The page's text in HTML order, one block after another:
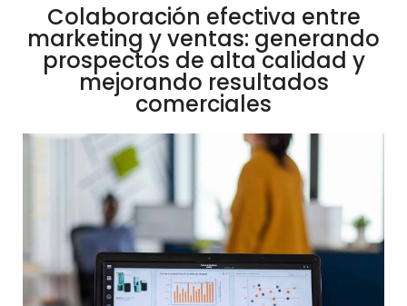
Colaboración efectiva entre
marketing y ventas: generando
prospectos de alta calidad y
mejorando resultados
comerciales
segmentación
análisis
de
datos